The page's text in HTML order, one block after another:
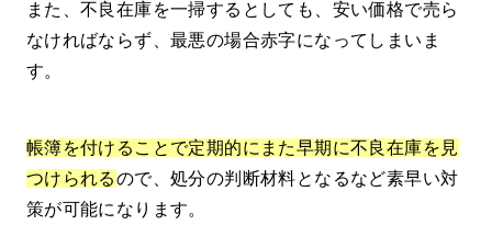
また、不良在庫を一掃するとしても、安い価格で売ら
なければならず、最悪の場合赤字になってしまいま
す。
帳簿を付けることで定期的にまた早期に不良在庫を見
つけられるので、処分の判断材料となるなど素早い対
策が可能になります。